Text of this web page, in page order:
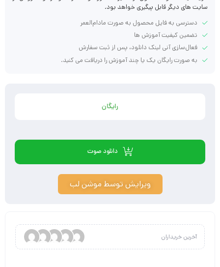
سایت های دیگر قابل پیگیری خواهد بود.
دسترسی به فایل محصول به صورت مادام‌العمر
تضمین کیفیت آموزش ها
فعال‌سازی آنی لینک دانلود، پس از ثبت سفارش
به صورت رایگان یک یا چند آموزش را دریافت می کنید.
رایگان
دانلود صوت
ویرایش توسط موشن لب
آخرین خریداران